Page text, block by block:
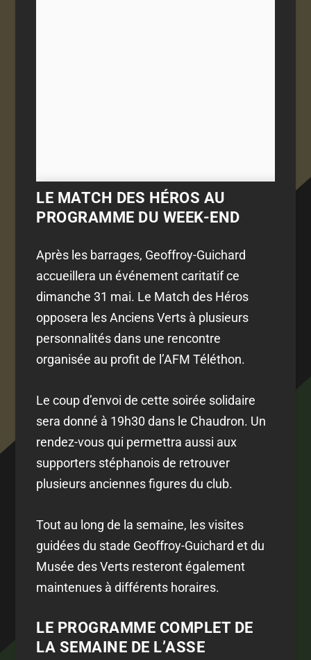
LE MATCH DES HÉROS AU
PROGRAMME DU WEEK-END
Après les barrages, Geoffroy-Guichard
accueillera un événement caritatif ce
dimanche 31 mai. Le Match des Héros
opposera les Anciens Verts à plusieurs
personnalités dans une rencontre
organisée au profit de l’AFM Téléthon.
Le coup d’envoi de cette soirée solidaire
sera donné à 19h30 dans le Chaudron. Un
rendez-vous qui permettra aussi aux
supporters stéphanois de retrouver
plusieurs anciennes figures du club.
Tout au long de la semaine, les visites
guidées du stade Geoffroy-Guichard et du
Musée des Verts resteront également
maintenues à différents horaires.
LE PROGRAMME COMPLET DE
LA SEMAINE DE L’ASSE